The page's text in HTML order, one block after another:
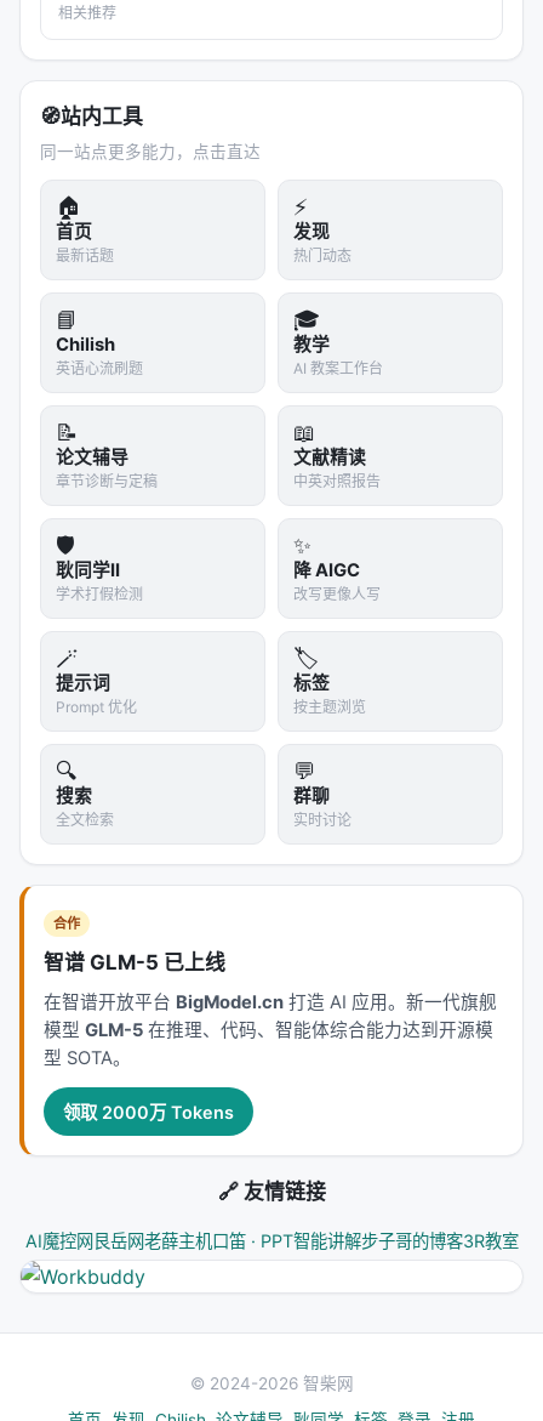
也就是说:2025 年 9 月最强模型 2 小时能学到的能
力,2026 年 3 月的最强模型只要 1 小时就能学到。这
学习」轴上。
把这件事推到更远:如果这个速度继续维持,2027 年初
的最强模型在 2 小时内的学习能力,会比现在强 4 倍
具身智能、长任务 Agent、AI Scientist 这类「需要时
间出真章」的产品,它的体验天花板会跟着这个学习速
度曲线向上抬。
跟已有评测的关系:不是替代,是接续
EdgeBench 不是替代 SWE-Bench、Terminal-
Bench、HumanEval,是接续它们:
SWE-Bench
:测 coding 任务的「一次性答对」,导
向一次性 PR 修复
Terminal-Bench
:测命令行环境操作,导向「shell
上的助手」
FrontierScience 之类
:测科学推理的深度,但仍是单
EdgeBench 测的是「可以跑 12 小时还能持续进步」
——这是「Agent」这个词的本意,跟「LLM」严格区
分开来。
接续带来的产业影响:近一年 AI Agent 公司疯狂卷
「在 SWE-Bench 上 +X 分」,现在终点开始变成「在
一次性的绝对分数更稳定可信)。下一代 Agent 产品的
KPI 会从「答对率」转到「单位时间内的提升斜率」
为什么中国团队在出这个
EdgeBench 的 134 个任务里,科学、工程、白领工作
三类,中国团队在数据上不缺。
EdgeBench 能成立的根本原因
后中国 AI 团队在评测和基础设施上开始有领先贡献的
训练、ASPIRE 机器人框架、Elements Claw 超导材
而 51/134 的开源比例,说明字节在做事时留了「封闭
区」——后续可能有商业 API 版本供第三方评估。这
局限和待观察
记得之前改了什么，不知道还剩哪些 todo，连为什么要
这么改都忘了。 这不是 Codex 的问题，是所有 agent…
相关推荐
🧭站内工具
同一站点更多能力，点击直达
🏠
首页
最新话题
⚡
发现
热门动态
📘
Chilish
英语心流刷题
🎓
教学
AI 教案工作台
📝
论文辅导
章节诊断与定稿
📖
文献精读
中英对照报告
🛡️
耿同学II
学术打假检测
✨
降 AIGC
改写更像人写
🪄
提示词
Prompt 优化
🏷️
标签
按主题浏览
🔍
搜索
全文检索
💬
群聊
实时讨论
合作
智谱 GLM-5 已上线
在智谱开放平台 BigModel.cn 打造 AI 应用。新一代旗舰
模型 GLM-5 在推理、代码、智能体综合能力达到开源模
型 SOTA。
领取 2000万 Tokens
🔗 友情链接
AI魔控网 艮岳网老薛主机口笛 · PPT智能讲解步子哥的博客3R教室
© 2024-2026 智柴网